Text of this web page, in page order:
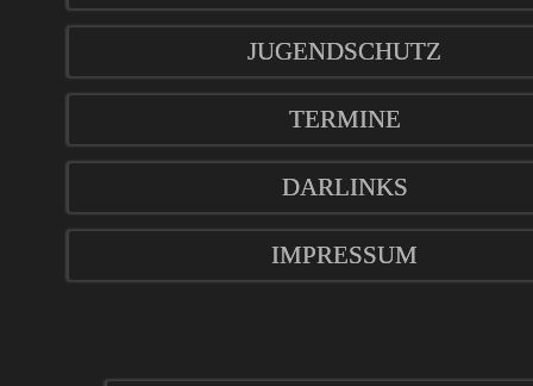
JUGENDSCHUTZ
TERMINE
DARLINKS
IMPRESSUM